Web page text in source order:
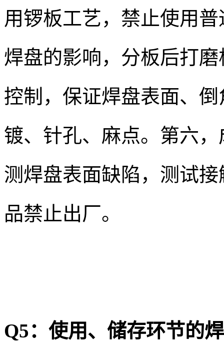
用锣板工艺，禁止使用
焊盘的影响，分板后打
控制，保证焊盘表面、
镀、针孔、麻点。第六
测焊盘表面缺陷，测试
品禁止出厂。
Q5：使用、储存环节的